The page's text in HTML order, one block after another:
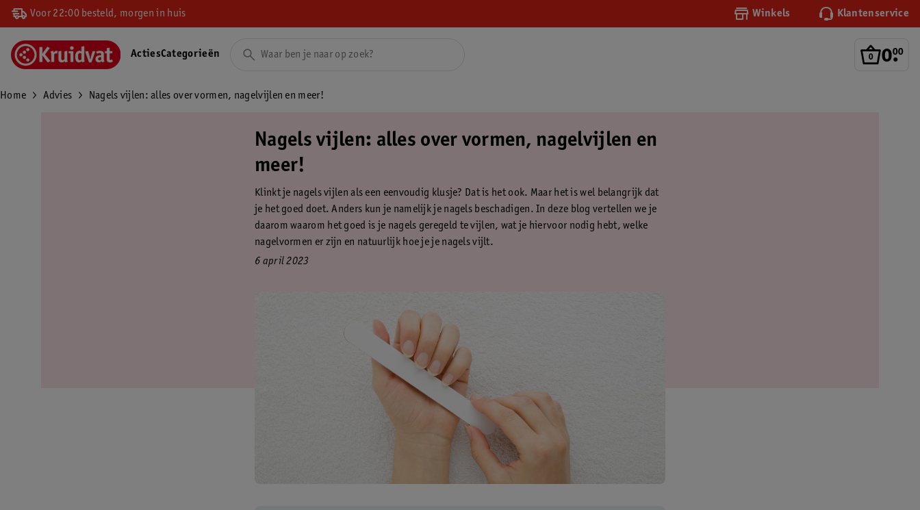
Voor 22:00 besteld, morgen in huis Winkels Klantenservice
0.
00
ActiesCategorieën
Home Advies Nagels vijlen: alles over vormen, nagelvijlen en meer!
Nagels vijlen: alles over vormen, nagelvijlen en
meer!
Klinkt je nagels vijlen als een eenvoudig klusje? Dat is het ook. Maar het is wel belangrijk dat
je het goed doet. Anders kun je namelijk je nagels beschadigen. In deze blog vertellen we je
daarom waarom het goed is je nagels geregeld te vijlen, wat je hiervoor nodig hebt, welke
nagelvormen er zijn en natuurlijk hoe je je nagels vijlt.
6 april 2023